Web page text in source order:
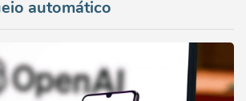
automático